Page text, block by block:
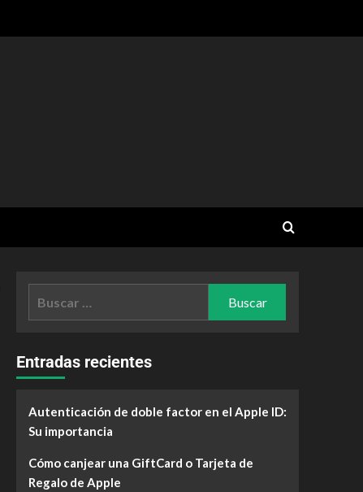
Entradas recientes
Autenticación de doble factor en el Apple ID:
Su importancia
Cómo canjear una GiftCard o Tarjeta de
Regalo de Apple